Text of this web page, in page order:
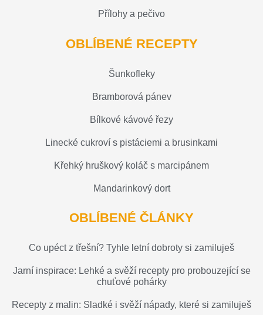
Přílohy a pečivo
OBLÍBENÉ RECEPTY
Šunkofleky
Bramborová pánev
Bílkové kávové řezy
Linecké cukroví s pistáciemi a brusinkami
Křehký hruškový koláč s marcipánem
Mandarinkový dort
OBLÍBENÉ ČLÁNKY
Co upéct z třešní? Tyhle letní dobroty si zamiluješ
Jarní inspirace: Lehké a svěží recepty pro probouzející se
chuťové pohárky
Recepty z malin: Sladké i svěží nápady, které si zamiluješ